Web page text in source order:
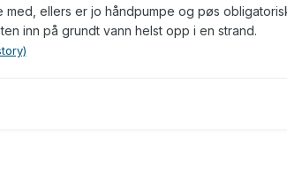
ellers er jo håndpumpe og pøs
inn på grundt vann helst opp i en strand.